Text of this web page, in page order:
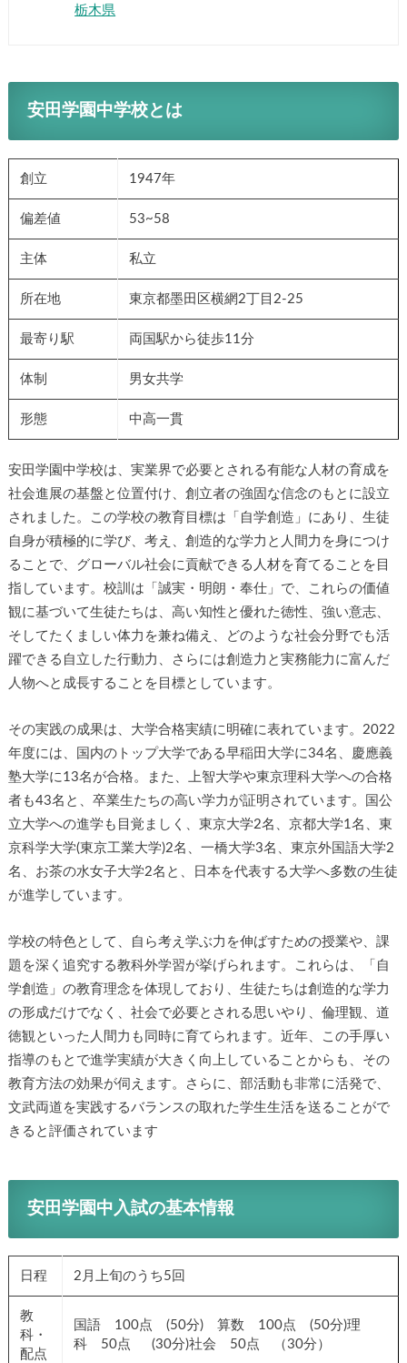
栃木県
安田学園中学校とは
創立 1947年
偏差値 53~58
主体 私立
所在地 東京都墨田区横網2丁目2-25
最寄り駅 両国駅から徒歩11分
体制 男女共学
形態 中高一貫
安田学園中学校は、実業界で必要とされる有能な人材の育成を
社会進展の基盤と位置付け、創立者の強固な信念のもとに設立
されました。この学校の教育目標は「自学創造」にあり、生徒
自身が積極的に学び、考え、創造的な学力と人間力を身につけ
ることで、グローバル社会に貢献できる人材を育てることを目
指しています。校訓は「誠実・明朗・奉仕」で、これらの価値
観に基づいて生徒たちは、高い知性と優れた徳性、強い意志、
そしてたくましい体力を兼ね備え、どのような社会分野でも活
躍できる自立した行動力、さらには創造力と実務能力に富んだ
人物へと成長することを目標としています。
その実践の成果は、大学合格実績に明確に表れています。2022
年度には、国内のトップ大学である早稲田大学に34名、慶應義
塾大学に13名が合格。また、上智大学や東京理科大学への合格
者も43名と、卒業生たちの高い学力が証明されています。国公
立大学への進学も目覚ましく、東京大学2名、京都大学1名、東
京科学大学(東京工業大学)2名、一橋大学3名、東京外国語大学2
名、お茶の水女子大学2名と、日本を代表する大学へ多数の生徒
が進学しています。
学校の特色として、自ら考え学ぶ力を伸ばすための授業や、課
題を深く追究する教科外学習が挙げられます。これらは、「自
学創造」の教育理念を体現しており、生徒たちは創造的な学力
の形成だけでなく、社会で必要とされる思いやり、倫理観、道
徳観といった人間力も同時に育てられます。近年、この手厚い
指導のもとで進学実績が大きく向上していることからも、その
教育方法の効果が伺えます。さらに、部活動も非常に活発で、
文武両道を実践するバランスの取れた学生生活を送ることがで
きると評価されています
安田学園中入試の基本情報
日程 2月上旬のうち5回
教
科・
配点
国語 100点 (50分) 算数 100点 (50分)理
科 50点 (30分)社会 50点 （30分）